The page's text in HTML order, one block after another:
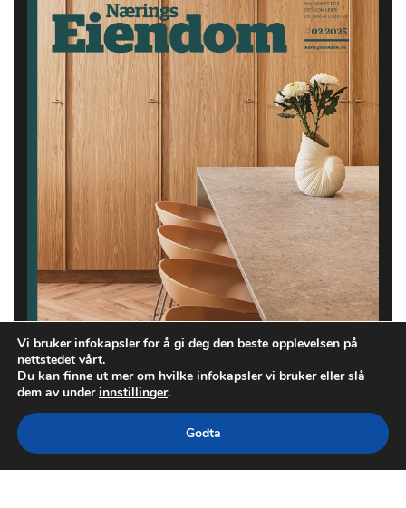
Vi bruker infokapsler for å gi deg den beste opplevelsen på
nettstedet vårt.
Du kan finne ut mer om hvilke infokapsler vi bruker eller slå
dem av underinnstillinger.
Godta